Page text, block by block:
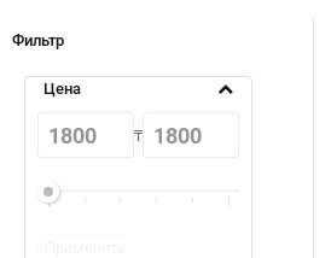
Фильтр
Цена
₸